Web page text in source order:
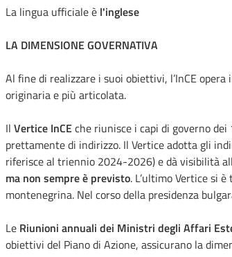
La lingua ufficiale è l'inglese
LA DIMENSIONE GOVERNATIVA
Al fine di realizzare i suoi obiettivi, l’InCE
originaria e più articolata.
Il Vertice InCEche riunisce i capi di governo dei
prettamente di indirizzo. Il Vertice adotta gli
riferisce al triennio 2024-2026) e dà visibilità
ma non sempre è previsto. L’ultimo Vertice si
montenegrina. Nel corso della presidenza
Le Riunioni annuali dei Ministri degli Affari
obiettivi del Piano di Azione, assicurano la